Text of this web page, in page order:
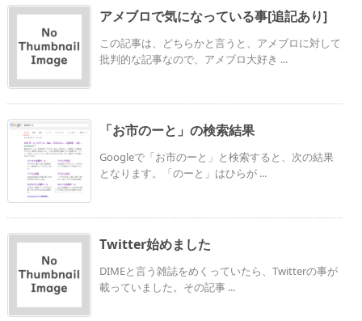
アメブロで気になっている事[追記あり]
この記事は、どちらかと言うと、アメブロに対して
批判的な記事なので、アメブロ大好き ...
「お市のーと」の検索結果
Googleで「お市のーと」と検索すると、次の結果
となります。「のーと」はひらが ...
Twitter始めました
DIMEと言う雑誌をめくっていたら、Twitterの事が
載っていました。その記事 ...